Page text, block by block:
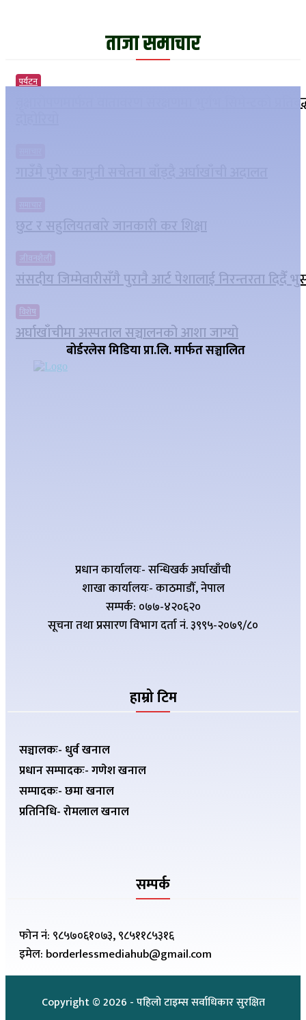
ताजा समाचार
पर्यटन
वृक्षारोपणमार्फत वातावरण संरक्षणमा भुर्गभ सिमेन्टको
छुट र सहुलियतबारे जानकारी कर शिक्षा
जीवनशैली
संसदीय जिम्मेवारीसँगै पुरानै आर्ट पेशालाई निरन्तरता दिदैँ
विशेष
अर्घाखाँचीमा अस्पताल सञ्चालनको आशा जाग्यो
बोर्डरलेस मिडिया प्रा.लि. मार्फत सञ्चालित
प्रधान कार्यालयः- सन्धिखर्क अर्घाखाँची
शाखा कार्यालयः- काठमाडौँ, नेपाल
सम्पर्क: ०७७-४२०६२०
सूचना तथा प्रसारण विभाग दर्ता नं. ३९९५-२०७९/८०
हाम्रो टिम
सञ्चालकः- धुर्व खनाल
प्रधान सम्पादकः- गणेश खनाल
सम्पादकः- छमा खनाल
प्रतिनिधि- रोमलाल खनाल
सम्पर्क
फोन नं: ९८५७०६१०७३, ९८५११८५३१६
इमेल: borderlessmediahub@gmail.com
Copyright ©2026 - पहिलो टाइम्स सर्वाधिकार सुरक्षित